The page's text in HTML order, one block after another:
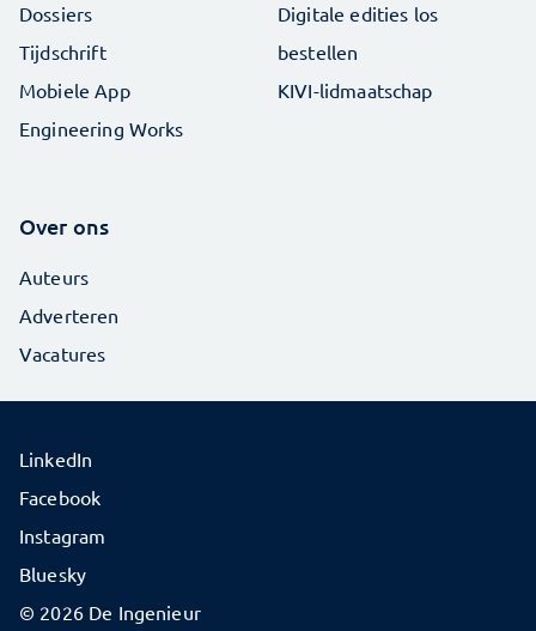
Dossiers
Tijdschrift
Mobiele App
Engineering Works
Digitale edities los
bestellen
KIVI-lidmaatschap
Over ons
Auteurs
Adverteren
Vacatures
© 2026 De Ingenieur
LinkedIn
Facebook
Instagram
Bluesky